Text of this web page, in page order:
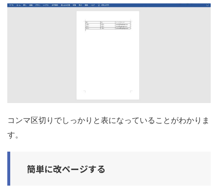
コンマ区切りでしっかりと表になっていることがわかりま
す。
簡単に改ページする